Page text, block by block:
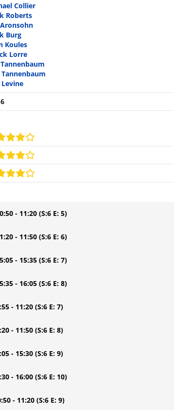
Collier
Roberts
Burg
Koules
Lorre
- 11:20 (S:6 E: 5)
- 11:50 (S:6 E: 6)
- 15:35 (S:6 E: 7)
- 16:05 (S:6 E: 8)
- 11:20 (S:6 E: 7)
- 11:50 (S:6 E: 8)
- 15:30 (S:6 E: 9)
- 16:00 (S:6 E: 10)
- 11:20 (S:6 E: 9)